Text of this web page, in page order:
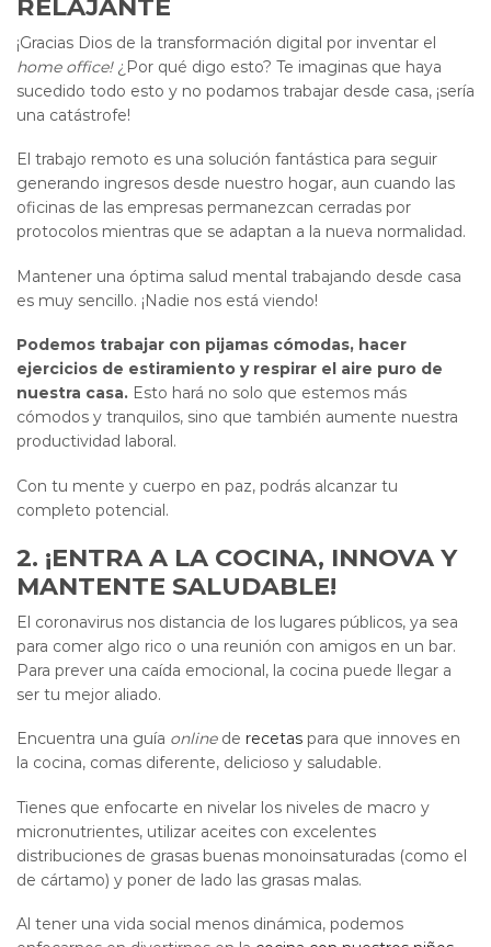
¡Gracias Dios de la transformación digital por inventar el
home office!¿Por qué digo esto? Te imaginas que haya
sucedido todo esto y no podamos trabajar desde casa, ¡sería
una catástrofe!
El trabajo remoto es una solución fantástica para seguir
generando ingresos desde nuestro hogar, aun cuando las
oficinas de las empresas permanezcan cerradas por
protocolos mientras que se adaptan a la nueva normalidad.
Mantener una óptima salud mental trabajando desde casa
es muy sencillo. ¡Nadie nos está viendo!
Podemos trabajar con pijamas cómodas, hacer
ejercicios de estiramiento y respirar el aire puro de
nuestra casa. Esto hará no solo que estemos más
cómodos y tranquilos, sino que también aumente nuestra
productividad laboral.
Con tu mente y cuerpo en paz, podrás alcanzar tu
completo potencial.
2. ¡ENTRA A LA COCINA, INNOVA Y
MANTENTE SALUDABLE!
El coronavirus nos distancia de los lugares públicos, ya sea
para comer algo rico o una reunión con amigos en un bar.
Para prever una caída emocional, la cocina puede llegar a
ser tu mejor aliado.
Encuentra una guía online de recetas para que innoves en
la cocina, comas diferente, delicioso y saludable.
Tienes que enfocarte en nivelar los niveles de macro y
micronutrientes, utilizar aceites con excelentes
distribuciones de grasas buenas monoinsaturadas (como el
de cártamo) y poner de lado las grasas malas.
Al tener una vida social menos dinámica, podemos